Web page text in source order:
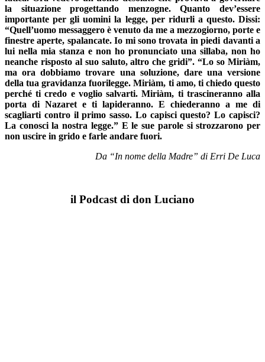
la situazione progettando menzogne. Quanto dev’essere
importante per gli uomini la legge, per ridurli a questo. Dissi:
“Quell’uomo messaggero è venuto da me a mezzogiorno, porte e
finestre aperte, spalancate. Io mi sono trovata in piedi davanti a
lui nella mia stanza e non ho pronunciato una sil­laba, non ho
neanche risposto al suo saluto, altro che gridi”. “Lo so Miriàm,
ma ora dobbiamo trovare una soluzione, dare una versione
della tua gravidanza fuorilegge. Miriàm, ti amo, ti chiedo questo
perché ti credo e voglio salvarti. Miriàm, ti trascineranno alla
porta di Nazaret e ti lapideranno. E chiederanno a me di
scagliarti contro il primo sasso. Lo capisci questo? Lo capisci?
La conosci la nostra legge.” E le sue parole si strozzarono per
non uscire in grido e farle andare fuori.
Da “In nome della Madre” di Erri De Luca
il Podcast di don Luciano